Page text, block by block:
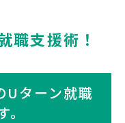
Nam
イベント
職支援術！
Uターン就職